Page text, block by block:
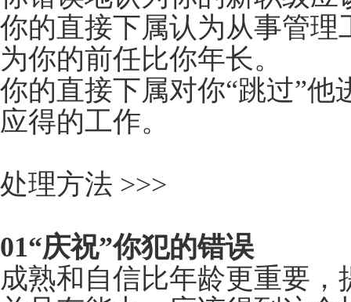
你猜测你的年龄是个问
你还不适应管理者的角
你错误地认为你的新职
你的直接下属认为从事
为你的前任比你年长。
应得的工作。